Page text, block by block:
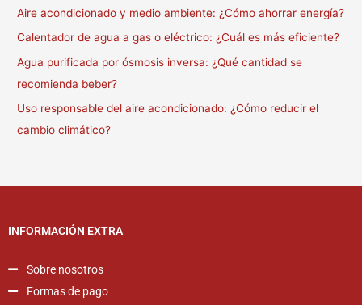
Aire acondicionado y medio ambiente: ¿Cómo ahorrar energía?
Calentador de agua a gas o eléctrico: ¿Cuál es más eficiente?
Agua purificada por ósmosis inversa: ¿Qué cantidad se
recomienda beber?
Uso responsable del aire acondicionado: ¿Cómo reducir el
cambio climático?
INFORMACIÓN EXTRA
Sobre nosotros
Formas de pago